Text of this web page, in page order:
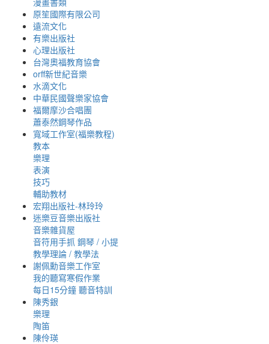
原笙國際有限公司
遠流文化
有樂出版社
心理出版社
台灣奧福教育協會
orff新世紀音樂
水滴文化
中華民國聲樂家協會
福爾摩沙合唱團
蕭泰然鋼琴作品
寬域工作室(福樂教程)
教本
樂理
表演
技巧
輔助教材
宏翔出版社-林玲玲
迷樂豆音樂出版社
音樂雜貨屋
音符用手抓 鋼琴 / 小提
教學理論 / 教學法
謝佩勳音樂工作室
我的聽寫寒假作業
每日15分鐘 聽音特訓
陳秀銀
樂理
陶笛
陳伶瑛